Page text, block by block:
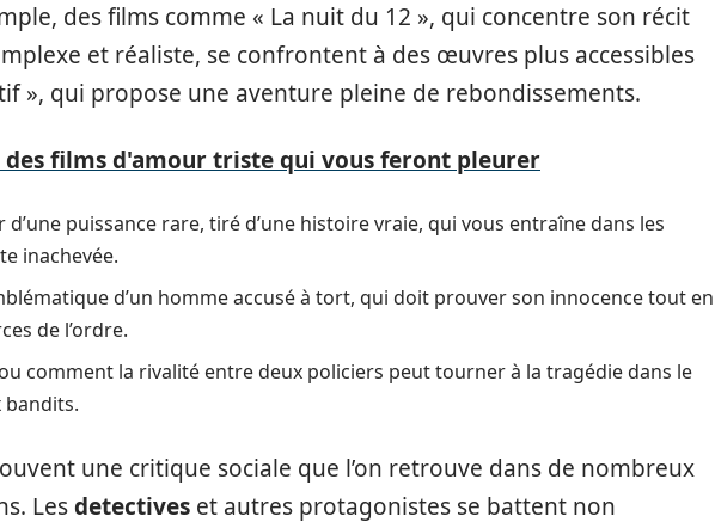
des films comme « La nuit du 12 », qui concentre son récit
et réaliste, se confrontent à des œuvres plus accessibles
», qui propose une aventure pleine de rebondissements.
des films d'amour triste qui vous feront pleurer
d’une puissance rare, tiré d’une histoire vraie, qui vous entraîne dans les
inachevée.
d’un homme accusé à tort, qui doit prouver son innocence tout en
de l’ordre.
comment la rivalité entre deux policiers peut tourner à la tragédie dans le
bandits.
une critique sociale que l’on retrouve dans de nombreux
Lesdetectives et autres protagonistes se battent non